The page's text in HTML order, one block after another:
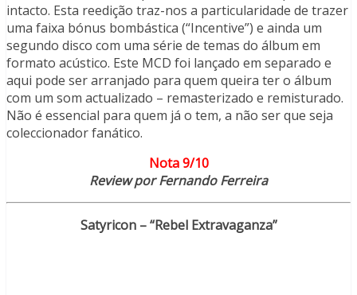
intacto. Esta reedição traz-nos a particularidade de trazer
uma faixa bónus bombástica (“Incentive”) e ainda um
segundo disco com uma série de temas do álbum em
formato acústico. Este MCD foi lançado em separado e
aqui pode ser arranjado para quem queira ter o álbum
com um som actualizado – remasterizado e remisturado.
Não é essencial para quem já o tem, a não ser que seja
coleccionador fanático.
Nota 9/10
Review por Fernando Ferreira
Satyricon – “Rebel Extravaganza”